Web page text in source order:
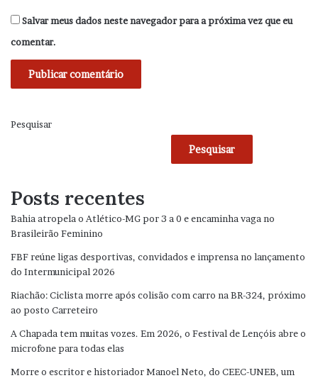
Salvar meus dados neste navegador para a próxima vez que eu
comentar.
Pesquisar
Pesquisar
Posts recentes
Bahia atropela o Atlético-MG por 3 a 0 e encaminha vaga no
Brasileirão Feminino
FBF reúne ligas desportivas, convidados e imprensa no lançamento
do Intermunicipal 2026
Riachão: Ciclista morre após colisão com carro na BR-324, próximo
ao posto Carreteiro
A Chapada tem muitas vozes. Em 2026, o Festival de Lençóis abre o
microfone para todas elas
Morre o escritor e historiador Manoel Neto, do CEEC-UNEB, um